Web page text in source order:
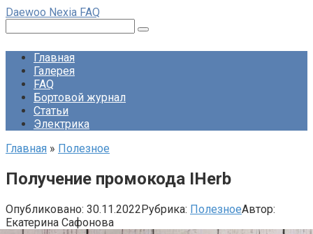
Перейти
контенту
Daewoo Nexia FAQ
Главная
Галерея
FAQ
Бортовой журнал
Статьи
Электрика
Главная » Полезное
Получение промокода IHerb
Опубликовано: 30.11.2022Рубрика: ПолезноеАвтор:
Екатерина Сафонова